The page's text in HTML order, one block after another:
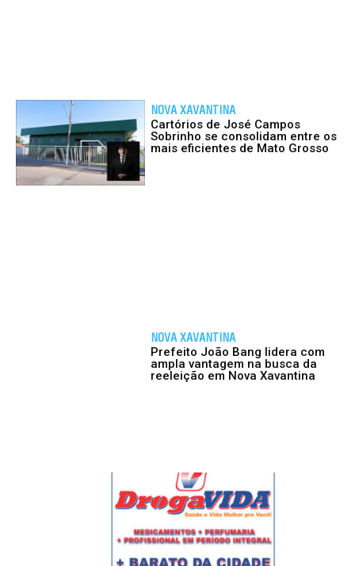
NOVA XAVANTINA
Cartórios de José Campos
Sobrinho se consolidam entre os
mais eficientes de Mato Grosso
NOVA XAVANTINA
Prefeito João Bang lidera com
ampla vantagem na busca da
reeleição em Nova Xavantina